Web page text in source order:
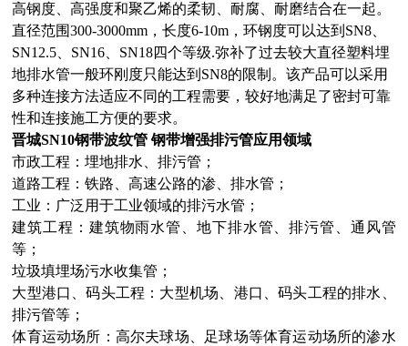
高钢度、高强度和聚乙烯的柔韧、耐腐、耐磨结合在一起。
直径范围300-3000mm ，长度6-10m ，环钢度可以达到SN8、
SN12.5、SN16、SN18四个等级.弥补了过去较大直径塑料埋
地排水管一般环刚度只能达到SN8的限制。该产品可以采用
多种连接方法适应不同的工程需要，较好地满足了密封可靠
性和连接施工方便的要求。
晋城SN10钢带波纹管 钢带增强排污管应用领域
市政工程：埋地排水、排污管；
道路工程：铁路、高速公路的渗、排水管；
工业：广泛用于工业领域的排污水管；
建筑工程：建筑物雨水管、地下排水管、排污管、通风管
等；
垃圾填埋场污水收集管；
大型港口、码头工程：大型机场、港口、码头工程的排水、
排污管等；
体育运动场所：高尔夫球场、足球场等体育运动场所的渗水